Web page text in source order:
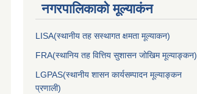
नगरपालिकाकाे मूल्याकंन
LISA(स्थानीय तह सस्थागत क्षमता मूल्याक‌न)
FRA(स्थानिय तह वित्तिय सुशासन जोखिम मूल्याङ्कन)
LGPAS(स्थानीय शासन कार्यसम्पादन मूल्याङ्कन
प्रणाली)